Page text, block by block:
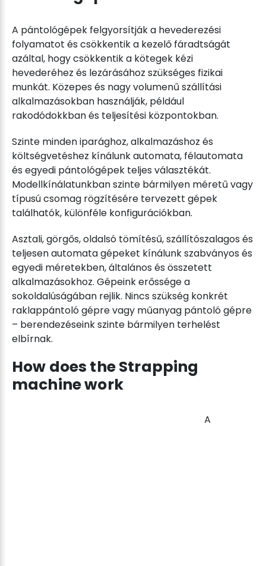
mennyiség
0.55-
1.0
mm/FI-
200
mm
Tension
0-
90
kg
-
Arc
size:
mm
mennyiség
A pántológépek felgyorsítják a hevederezési
folyamatot és csökkentik a kezelő fáradtságát
azáltal, hogy csökkentik a kötegek kézi
hevederéhez és lezárásához szükséges fizikai
munkát. Közepes és nagy volumenű szállítási
alkalmazásokban használják, például
rakodódokkban és teljesítési központokban.
Szinte minden iparághoz, alkalmazáshoz és
költségvetéshez kínálunk automata, félautomata
és egyedi pántológépek teljes választékát.
Modellkínálatunkban szinte bármilyen méretű vagy
típusú csomag rögzítésére tervezett gépek
találhatók, különféle konfigurációkban.
Asztali, görgős, oldalsó tömítésű, szállítószalagos és
teljesen automata gépeket kínálunk szabványos és
egyedi méretekben, általános és összetett
alkalmazásokhoz. Gépeink erőssége a
sokoldalúságában rejlik. Nincs szükség konkrét
raklappántoló gépre vagy műanyag pántoló gépre
– berendezéseink szinte bármilyen terhelést
elbírnak.
How does the Strapping
machine work
A